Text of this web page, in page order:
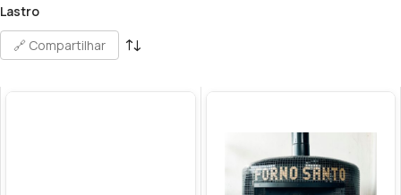
Lastro
🔗 Compartilhar